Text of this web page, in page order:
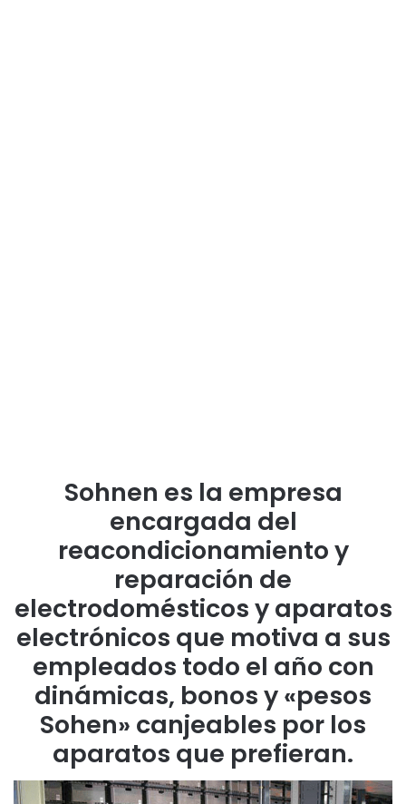
Sohnen es la empresa
encargada del
reacondicionamiento y
reparación de
electrodomésticos y aparatos
electrónicos que motiva a sus
empleados todo el año con
dinámicas, bonos y «pesos
Sohen» canjeables por los
aparatos que prefieran.